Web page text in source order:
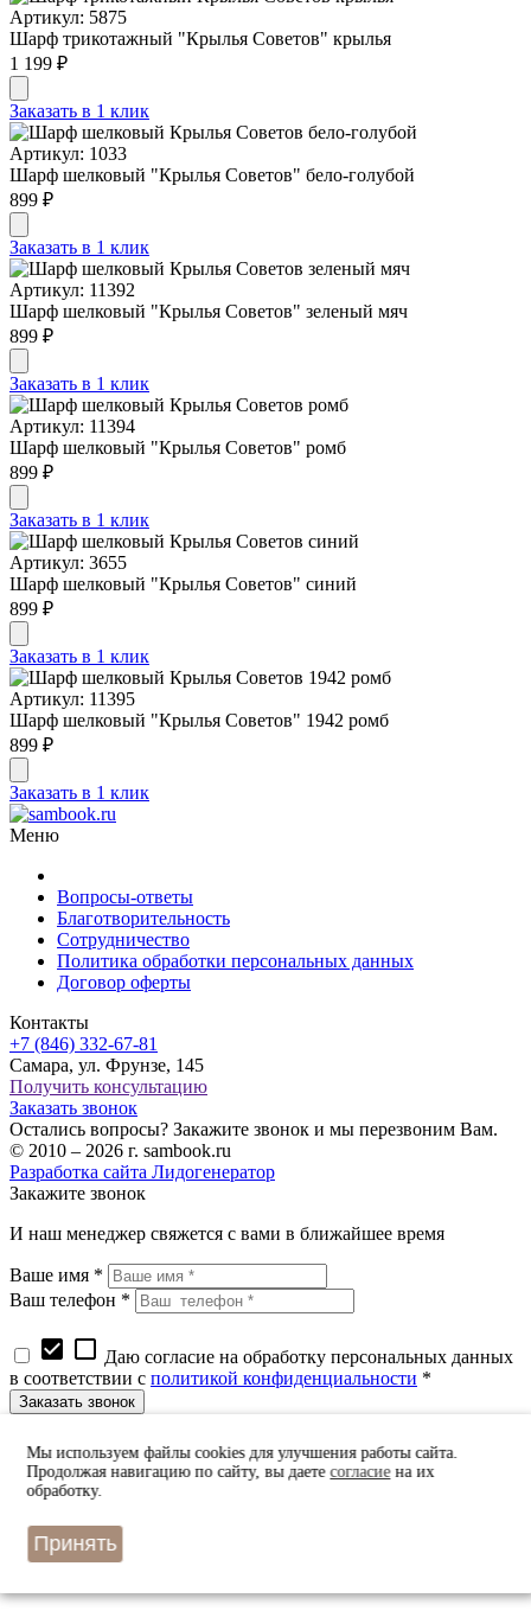
Артикул: 5875
Шарф трикотажный "Крылья Советов" крылья
1 199 ₽
Заказать в 1 клик
Артикул: 1033
Шарф шелковый "Крылья Советов" бело-голубой
899 ₽
Заказать в 1 клик
Артикул: 11392
Шарф шелковый "Крылья Советов" зеленый мяч
899 ₽
Заказать в 1 клик
Артикул: 11394
Шарф шелковый "Крылья Советов" ромб
899 ₽
Заказать в 1 клик
Артикул: 3655
Шарф шелковый "Крылья Советов" синий
899 ₽
Заказать в 1 клик
Артикул: 11395
Шарф шелковый "Крылья Советов" 1942 ромб
899 ₽
Заказать в 1 клик
Меню
Вопросы-ответы
Благотворительность
Сотрудничество
Политика обработки персональных данных
Договор оферты
Контакты
+7 (846) 332-67-81
Самара, ул. Фрунзе, 145
Получить консультацию
Заказать звонок
Остались вопросы? Закажите звонок и мы перезвоним Вам.
© 2010 – 2026 г. sambook.ru
Разработка сайта Лидогенератор
Закажите звонок
И наш менеджер свяжется с вами в ближайшее время
Ваше имя *
Ваш телефон *
check_box check_box_outline_blank Даю согласие на обработку персональных данных
в соответствии с политикой конфиденциальности *
Оставьте Ваш номер телефона
и наш оператор примет заказ в ближайшее время
Мы используем файлы cookies для улучшения работы сайта.
Продолжая навигацию по сайту, вы даетесогласиена их
обработку.
Принять